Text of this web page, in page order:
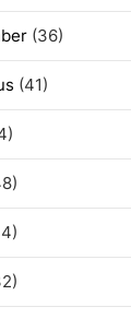
(36)
(41)